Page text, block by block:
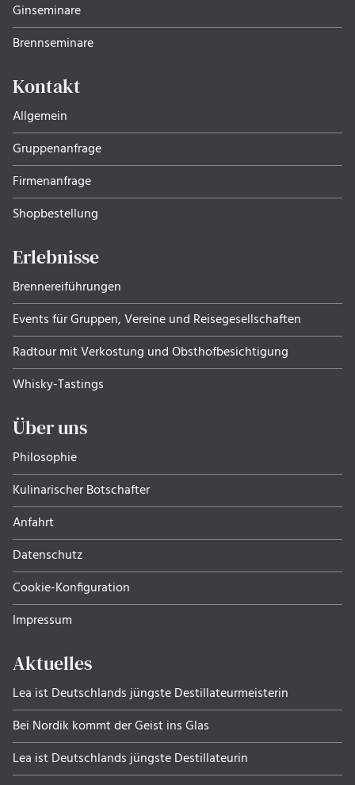
Ginseminare
Brennseminare
Kontakt
Allgemein
Gruppenanfrage
Firmenanfrage
Shopbestellung
Erlebnisse
Brennereiführungen
Events für Gruppen, Ver­eine und Rei­se­ge­sell­schaf­ten
Radtour mit Verkostung und Obsthof­be­sich­ti­gung
Whisky-Tastings
Über uns
Philosophie
Kulinarischer Botschafter
Anfahrt
Datenschutz
Cookie-Konfiguration
Impressum
Aktuelles
Lea ist Deutschlands jüngste Destillateurmeisterin
Bei Nordik kommt der Geist ins Glas
Lea ist Deutschlands jüngste Destillateurin